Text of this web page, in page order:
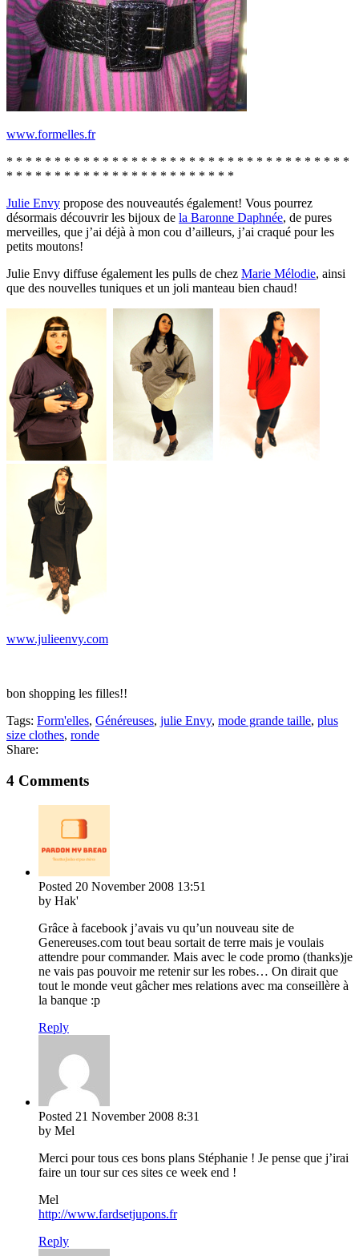
www.formelles.fr
* * * * * * * * * * * * * * * * * * * * * * * * * * * * * * * * * * * *
* * * * * * * * * * * * * * * * * * * * * * * *
Julie Envy propose des nouveautés également! Vous pourrez
désormais découvrir les bijoux de la Baronne Daphnée, de pures
merveilles, que j’ai déjà à mon cou d’ailleurs, j’ai craqué pour les
petits moutons!
Julie Envy diffuse également les pulls de chez Marie Mélodie, ainsi
que des nouvelles tuniques et un joli manteau bien chaud!
www.julieenvy.com
bon shopping les filles!!
Tags: Form'elles, Généreuses, julie Envy, mode grande taille, plus
size clothes, ronde
Share:
4 Comments
Posted 20 November 2008 13:51
by Hak'
Grâce à facebook j’avais vu qu’un nouveau site de
Genereuses.com tout beau sortait de terre mais je voulais
attendre pour commander. Mais avec le code promo (thanks)je
ne vais pas pouvoir me retenir sur les robes… On dirait que
tout le monde veut gâcher mes relations avec ma conseillère à
la banque :p
Reply
Posted 21 November 2008 8:31
by Mel
Merci pour tous ces bons plans Stéphanie ! Je pense que j’irai
faire un tour sur ces sites ce week end !
Mel
http://www.fardsetjupons.fr
Reply